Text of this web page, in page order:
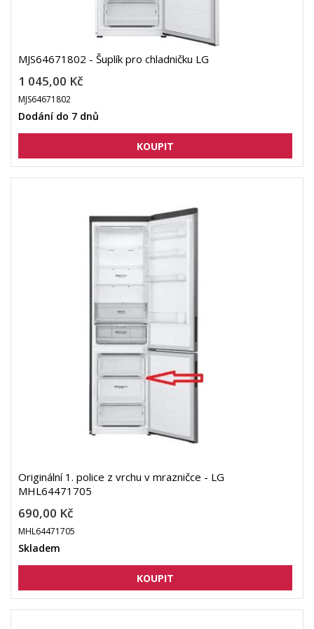
MJS64671802 - Šuplík pro chladničku LG
1 045,00 Kč
MJS64671802
Dodání do 7 dnů
Originální 1. police z vrchu v mrazničce - LG
MHL64471705
690,00 Kč
MHL64471705
Skladem